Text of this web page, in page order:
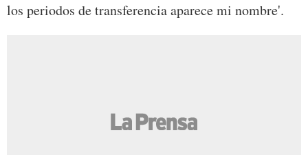
los periodos de transferencia aparece mi nombre'.